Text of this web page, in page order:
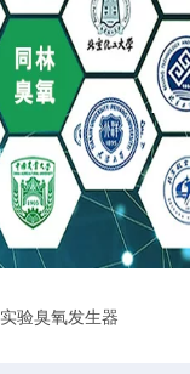
实验臭氧发生器